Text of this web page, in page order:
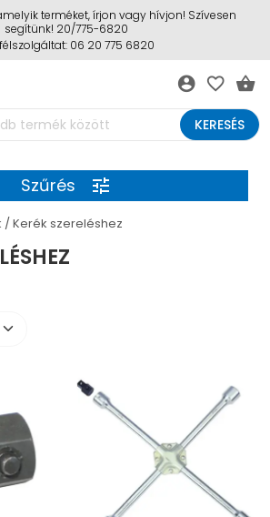
terméket, írjon vagy hívjon! Szívesen
segítünk! 20/775-6820
06 20 775 6820
account_circle favorite_border shopping_basket
KERESÉS
Szűrés tune
Kerék szereléshez